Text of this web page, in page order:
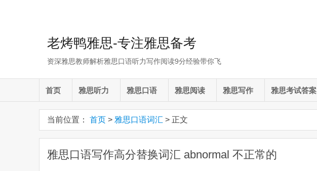
老烤鸭雅思-专注雅思备考
资深雅思教师解析雅思口语听力写作阅读9分经验带你飞
首页 雅思听力 雅思口语 雅思阅读 雅思写作 雅思考试答案
当前位置： 首页 > 雅思口语词汇 > 正文
雅思口语写作高分替换词汇 abnormal 不正常的